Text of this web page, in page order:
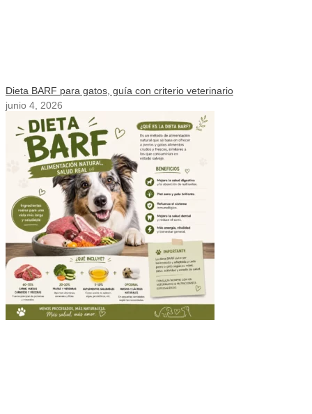
Dieta BARF para gatos, guía con criterio veterinario
junio 4, 2026